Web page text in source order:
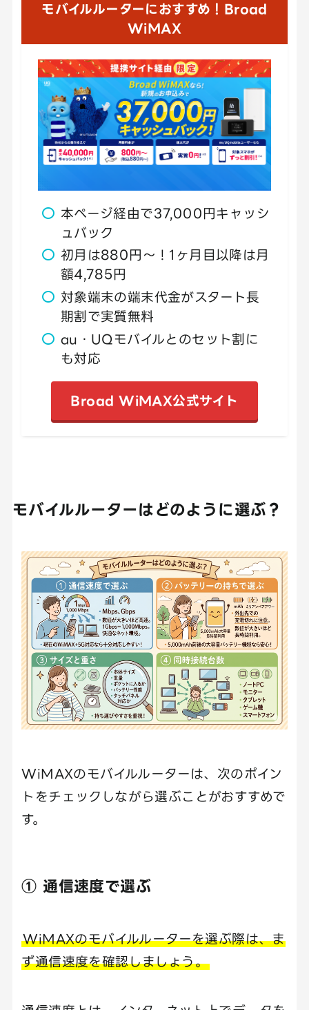
モバイルルーターにおすすめ！Broad
WiMAX
本ページ経由で37,000円キャッシ
ュバック
初月は880円〜！1ヶ月目以降は月
額4,785円
対象端末の端末代金がスタート長
期割で実質無料
au・UQモバイルとのセット割に
も対応
Broad WiMAX公式サイト
モバイルルーターはどのように選ぶ？
WiMAXのモバイルルーターは、次のポイン
トをチェックしながら選ぶことがおすすめで
す。
① 通信速度で選ぶ
WiMAXのモバイルルーターを選ぶ際は、ま
ず通信速度を確認しましょう。